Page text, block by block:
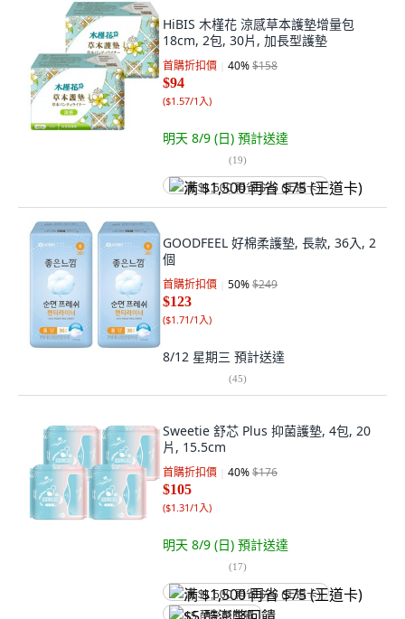
HiBIS 木槿花 涼感草本護墊增量包
18cm, 2包, 30片, 加長型護墊
首購折扣價 40%$158
$94
($1.57/1入)
明天 8/9 (日) 預計送達
(19)
满 $1,500 再省 $75 (王道卡)
GOODFEEL 好棉柔護墊, 長款, 36入, 2
個
首購折扣價 50%$249
$123
($1.71/1入)
8/12 星期三 預計送達
(45)
Sweetie 舒芯 Plus 抑菌護墊, 4包, 20
片, 15.5cm
首購折扣價 40%$176
$105
($1.31/1入)
明天 8/9 (日) 預計送達
(17)
满 $1,500 再省 $75 (王道卡)
$5 酷澎幣回饋